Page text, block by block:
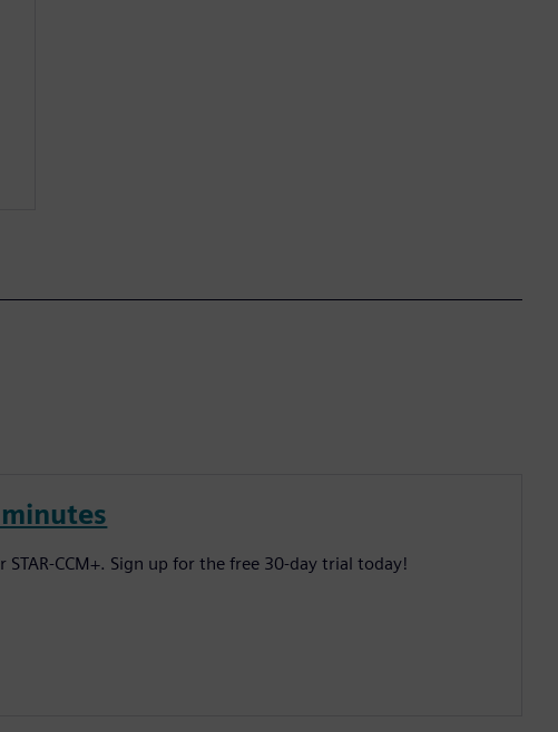
CCM+. Sign up for the free 30-day trial today!